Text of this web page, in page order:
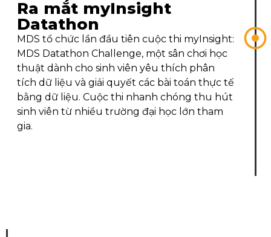
Ra mắt myInsight
Datathon
MDS tổ chức lần đầu tiên cuộc thi myInsight:
MDS Datathon Challenge, một sân chơi học
thuật dành cho sinh viên yêu thích phân
tích dữ liệu và giải quyết các bài toán thực tế
bằng dữ liệu. Cuộc thi nhanh chóng thu hút
sinh viên từ nhiều trường đại học lớn tham
gia.